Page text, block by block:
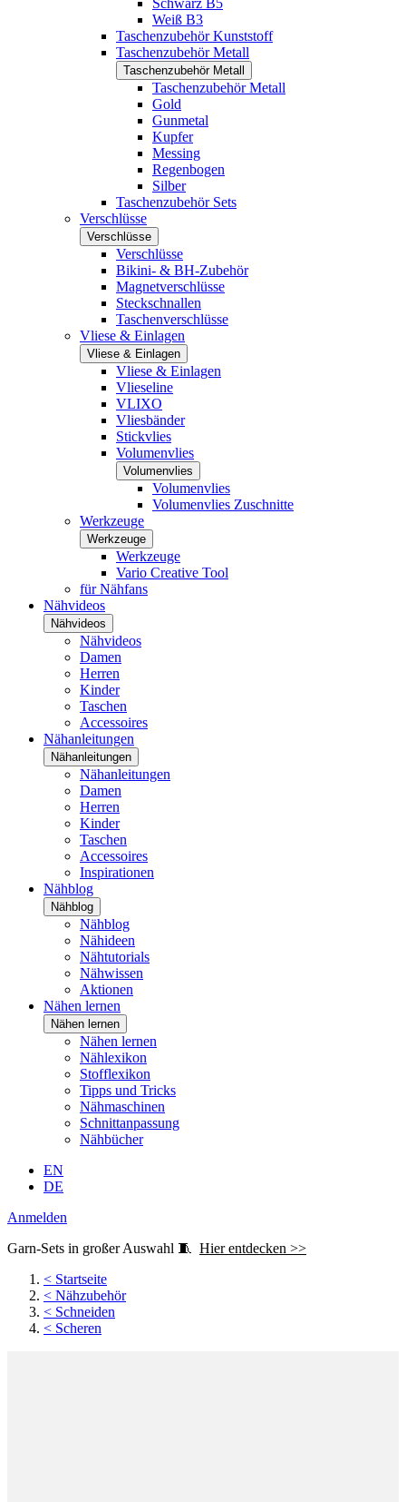
Schwarz B5
Weiß B3
Taschenzubehör Kunststoff
Taschenzubehör Metall
Taschenzubehör Metall
Taschenzubehör Metall
Gold
Gunmetal
Kupfer
Messing
Regenbogen
Silber
Taschenzubehör Sets
Verschlüsse
Verschlüsse
Verschlüsse
Bikini- & BH-Zubehör
Magnetverschlüsse
Steckschnallen
Taschenverschlüsse
Vliese & Einlagen
Vliese & Einlagen
Vliese & Einlagen
Vlieseline
VLIXO
Vliesbänder
Stickvlies
Volumenvlies
Volumenvlies
Volumenvlies
Volumenvlies Zuschnitte
Werkzeuge
Werkzeuge
Werkzeuge
Vario Creative Tool
für Nähfans
Nähvideos
Nähvideos
Nähvideos
Damen
Herren
Kinder
Taschen
Accessoires
Nähanleitungen
Nähanleitungen
Nähanleitungen
Damen
Herren
Kinder
Taschen
Accessoires
Inspirationen
Nähblog
Nähblog
Nähblog
Nähideen
Nähtutorials
Nähwissen
Aktionen
Nähen lernen
Nähen lernen
Nähen lernen
Nählexikon
Stofflexikon
Tipps und Tricks
Nähmaschinen
Schnittanpassung
Nähbücher
EN
DE
Anmelden
Garn-Sets in großer Auswahl 🧵 Hier entdecken >>
< Startseite
< Nähzubehör
< Schneiden
< Scheren